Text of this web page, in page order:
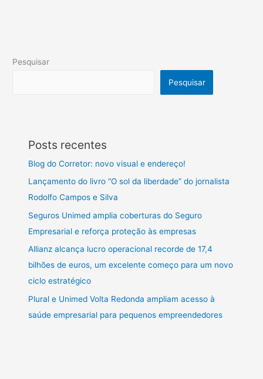
Pesquisar
Pesquisar
Posts recentes
Blog do Corretor: novo visual e endereço!
Lançamento do livro “O sol da liberdade” do jornalista
Rodolfo Campos e Silva
Seguros Unimed amplia coberturas do Seguro
Empresarial e reforça proteção às empresas
Allianz alcança lucro operacional recorde de 17,4
bilhões de euros, um excelente começo para um novo
ciclo estratégico
Plural e Unimed Volta Redonda ampliam acesso à
saúde empresarial para pequenos empreendedores